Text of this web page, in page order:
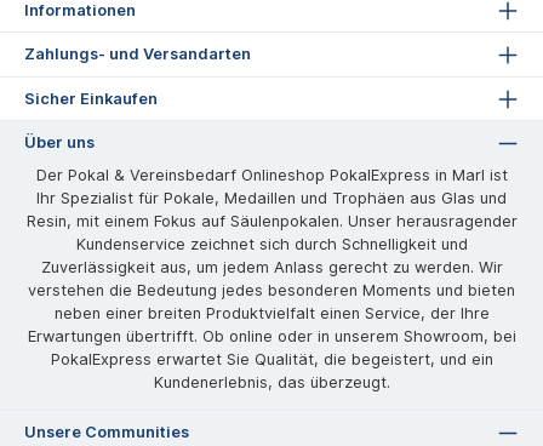
Informationen
Zahlungs- und Versandarten
Sicher Einkaufen
Über uns
Der Pokal & Vereinsbedarf Onlineshop PokalExpress in Marl ist
Ihr Spezialist für Pokale, Medaillen und Trophäen aus Glas und
Resin, mit einem Fokus auf Säulenpokalen. Unser herausragender
Kundenservice zeichnet sich durch Schnelligkeit und
Zuverlässigkeit aus, um jedem Anlass gerecht zu werden. Wir
verstehen die Bedeutung jedes besonderen Moments und bieten
neben einer breiten Produktvielfalt einen Service, der Ihre
Erwartungen übertrifft. Ob online oder in unserem Showroom, bei
PokalExpress erwartet Sie Qualität, die begeistert, und ein
Kundenerlebnis, das überzeugt.
Unsere Communities